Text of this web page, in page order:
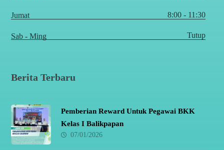
Jumat 8:00 - 11:30
Sab - Ming Tutup
Berita Terbaru
Pemberian Reward Untuk Pegawai BKK
Kelas I Balikpapan
07/01/2026